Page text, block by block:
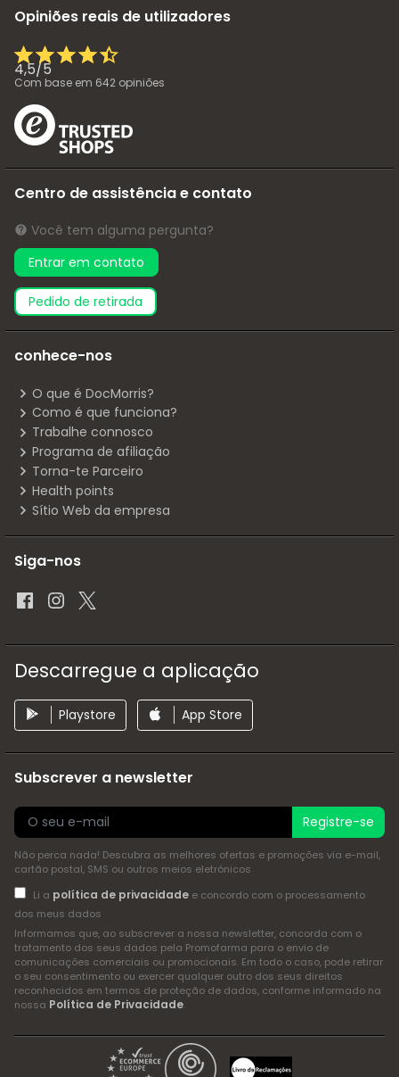
Opiniões reais de utilizadores
4,5/5
Com base em 642 opiniões
Centro de assistência e contato
Você tem alguma pergunta?
Entrar em contato
pedido de retirada
conhece-nos
O que é DocMorris?
Como é que funciona?
Trabalhe connosco
Programa de afiliação
Torna-te Parceiro
Health points
Sítio Web da empresa
Siga-nos
Descarregue a aplicação
Playstore App Store
Subscrever a newsletter
Registre-se
Não perca nada! Descubra as melhores ofertas e promoções via e-mail,
cartão postal, SMS ou outros meios eletrónicos
Li a política de privacidadee concordo com o processamento
dos meus dados
Informamos que, ao subscrever a nossa newsletter, concorda com o
tratamento dos seus dados pela Promofarma para o envio de
comunicações comerciais ou promocionais. Em todo o caso, pode retirar
o seu consentimento ou exercer qualquer outro dos seus direitos
reconhecidos em termos de proteção de dados, conforme informado na
nossa Política de Privacidade.